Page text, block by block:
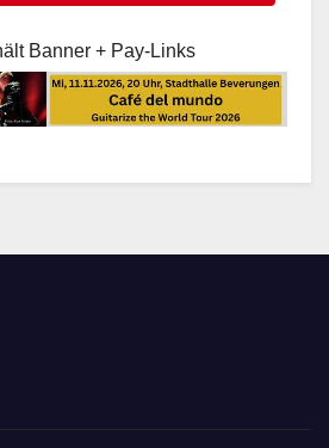
Banner + Pay-Links